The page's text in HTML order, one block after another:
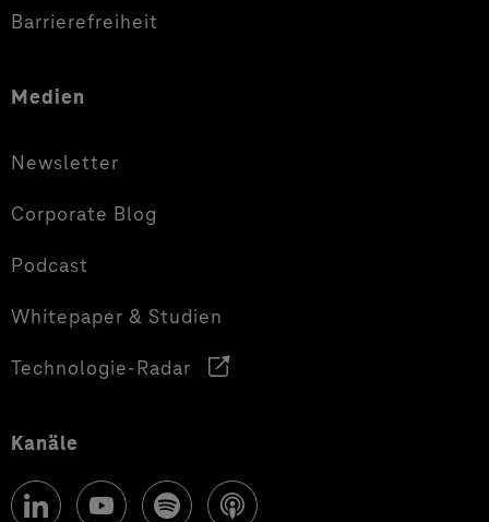
Barrierefreiheit
Medien
Newsletter
Corporate Blog
Podcast
Whitepaper & Studien
Technologie-Radar
Kanäle